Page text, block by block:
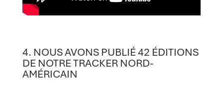
4. NOUS AVONS PUBLIÉ 42 ÉDITIONS
DE NOTRE TRACKER NORD-
AMÉRICAIN